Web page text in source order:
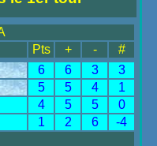
Pts + -
#
6 6 3
3
5 5 4
1
4 5 5
0
1 2 6 -4